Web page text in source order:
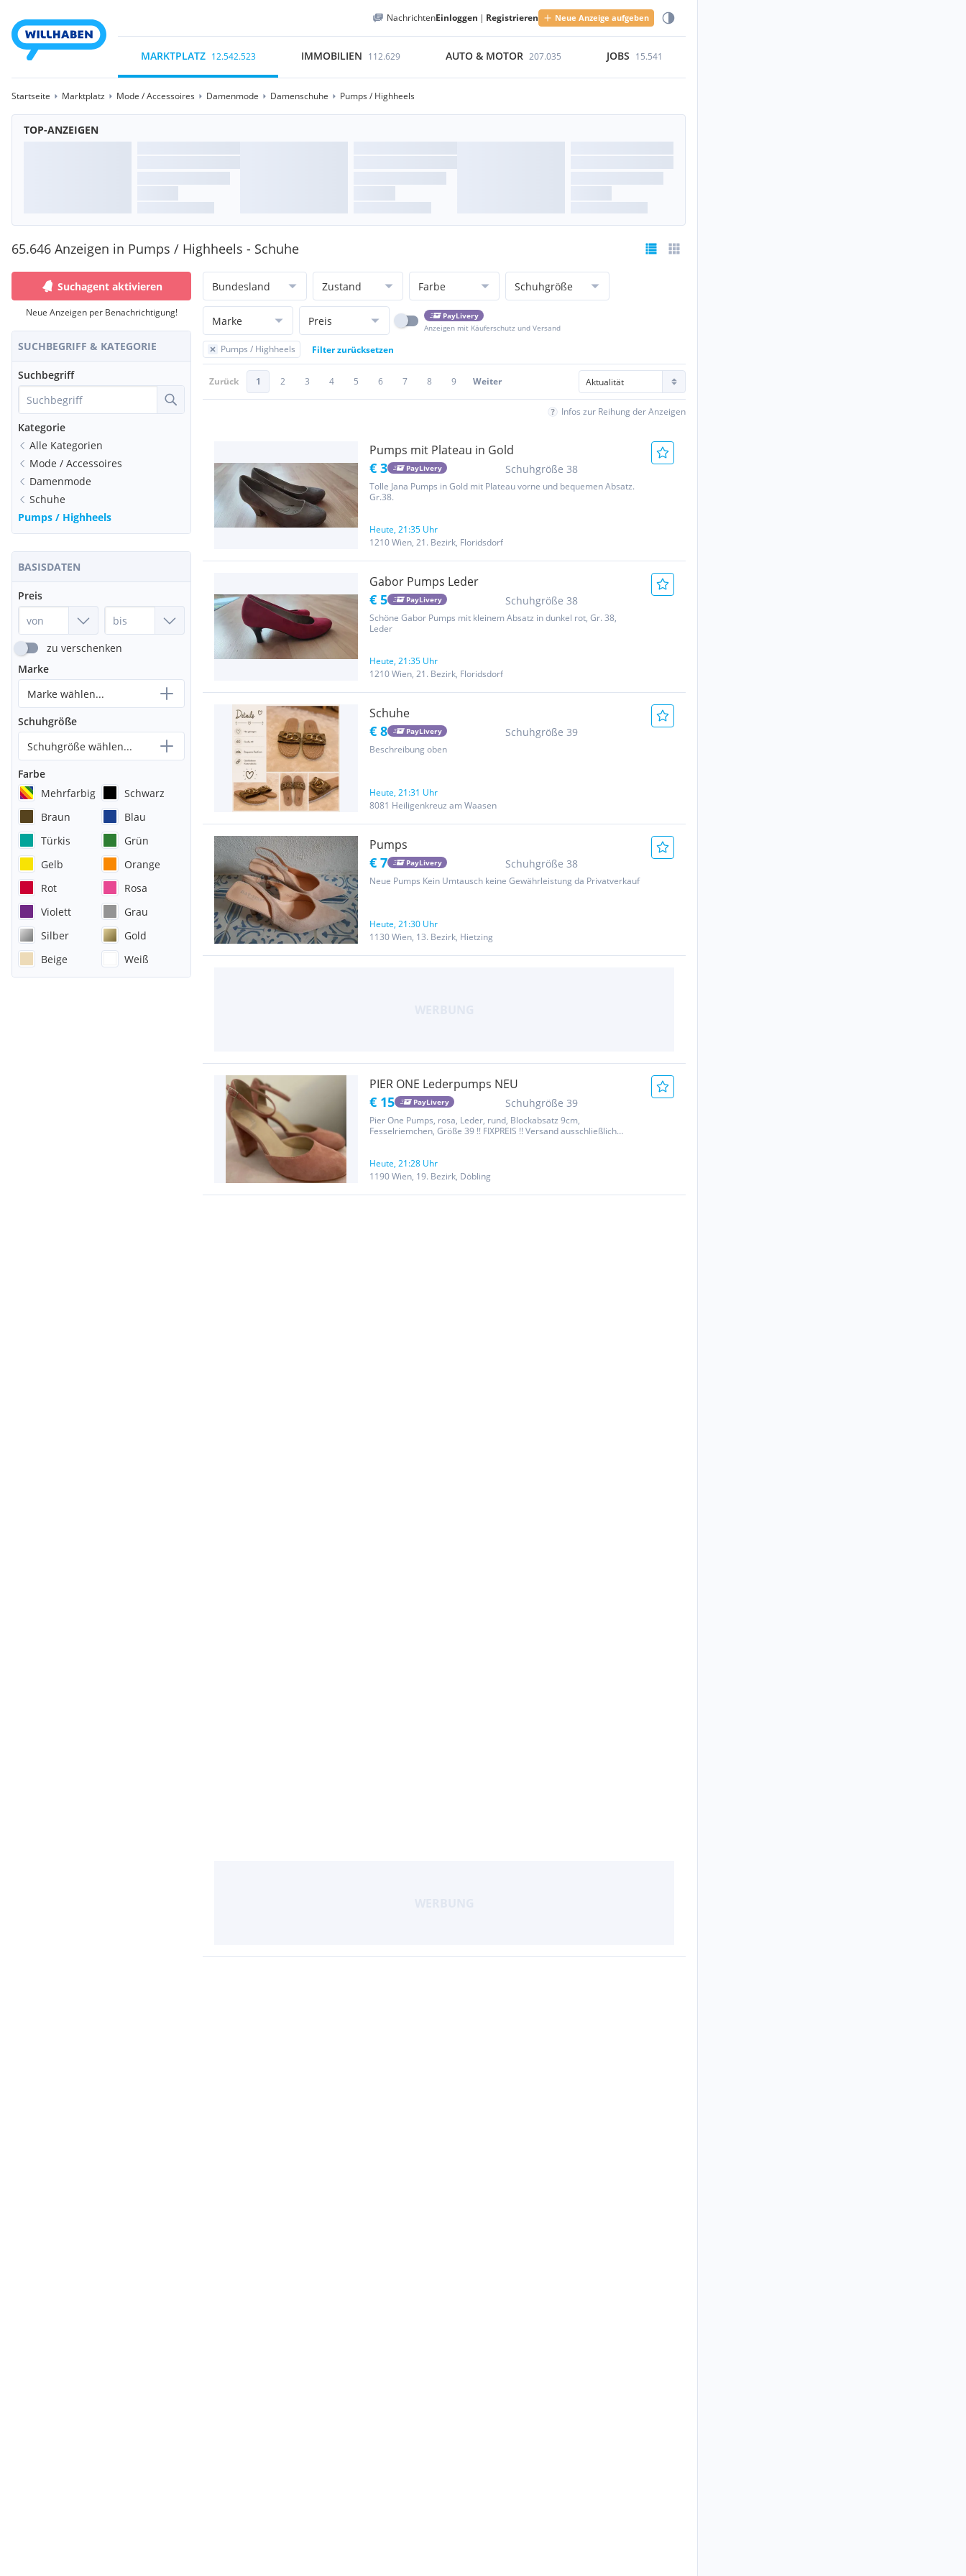
NachrichtenEinloggen | Registrieren Neue Anzeige aufgeben
MARKTPLATZ 12.542.523 IMMOBILIEN 112.629 AUTO & MOTOR 207.035 JOBS 15.541
Startseite Marktplatz Mode / Accessoires Damenmode Damenschuhe Pumps / Highheels
TOP-ANZEIGEN
65.646 Anzeigen in Pumps / Highheels - Schuhe
Suchagent aktivieren
Neue Anzeigen per Benachrichtigung!
SUCHBEGRIFF & KATEGORIE
Suchbegriff
Kategorie
Alle Kategorien
Mode / Accessoires
Damenmode
Schuhe
Pumps / Highheels
BASISDATEN
Preis
zu verschenken
Marke
Marke wählen...
Schuhgröße
Schuhgröße wählen...
Farbe
Mehrfarbig
Schwarz
Braun
Blau
Türkis
Grün
Gelb
Orange
Rot
Rosa
Violett
Grau
Silber
Gold
Beige
Weiß
Bundesland Zustand Farbe Schuhgröße
Marke Preis
PayLivery
Anzeigen mit Käuferschutz und Versand
Pumps / Highheels Filter zurücksetzen
Zurück 1 2 3 4 5 6 7 8 9 Weiter
Infos zur Reihung der Anzeigen
Pumps mit Plateau in Gold
€ 3 PayLivery Schuhgröße 38
Tolle Jana Pumps in Gold mit Plateau vorne und bequemen Absatz.
Gr.38.
Heute, 21:35 Uhr
1210 Wien, 21. Bezirk, Floridsdorf
Gabor Pumps Leder
€ 5 PayLivery Schuhgröße 38
Schöne Gabor Pumps mit kleinem Absatz in dunkel rot, Gr. 38,
Leder
Heute, 21:35 Uhr
1210 Wien, 21. Bezirk, Floridsdorf
Schuhe
€ 8 PayLivery Schuhgröße 39
Beschreibung oben
Heute, 21:31 Uhr
8081 Heiligenkreuz am Waasen
Pumps
€ 7 PayLivery Schuhgröße 38
Neue Pumps Kein Umtausch keine Gewährleistung da Privatverkauf
Heute, 21:30 Uhr
1130 Wien, 13. Bezirk, Hietzing
PIER ONE Lederpumps NEU
€ 15 PayLivery Schuhgröße 39
Pier One Pumps, rosa, Leder, rund, Blockabsatz 9cm,
Fesselriemchen, Größe 39 !! FIXPREIS !! Versand ausschließlich
Privatverkauf...
Heute, 21:28 Uhr
1190 Wien, 19. Bezirk, Döbling